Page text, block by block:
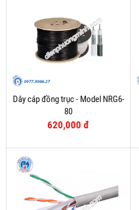
Dây cáp đồng trục - Model NRG6-
80
620,000 đ